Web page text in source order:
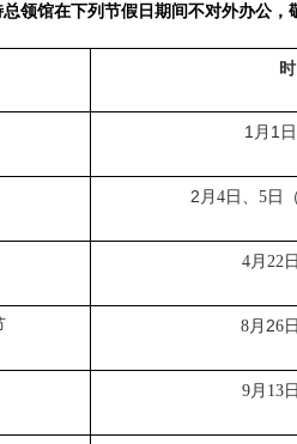
领馆在下列节假日期间不对外办公，
1 月 1
2 月4日、5日
4月 22
8 月 26
9月 13